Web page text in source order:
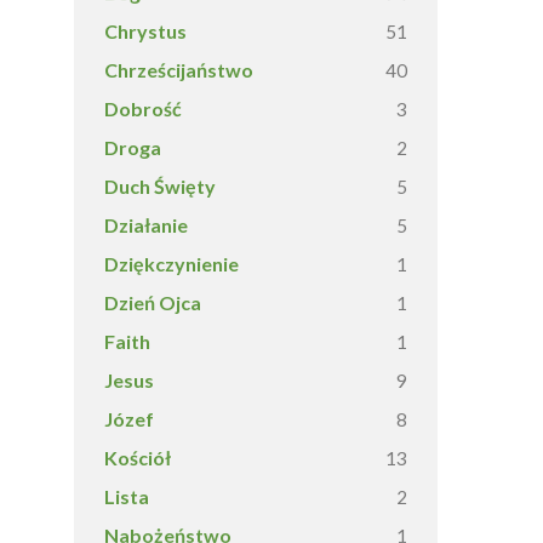
Chrystus 51
Chrześcijaństwo 40
Dobrość 3
Droga 2
Duch Święty 5
Działanie 5
Dziękczynienie 1
Dzień Ojca 1
Faith 1
Jesus 9
Józef 8
Kościół 13
Lista 2
Nabożeństwo 1